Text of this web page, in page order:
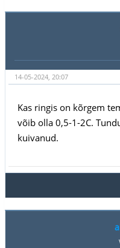
14-05-2024, 20:07
Kas ringis on kõrgem
võib olla 0,5-1-2C.
kuivanud.